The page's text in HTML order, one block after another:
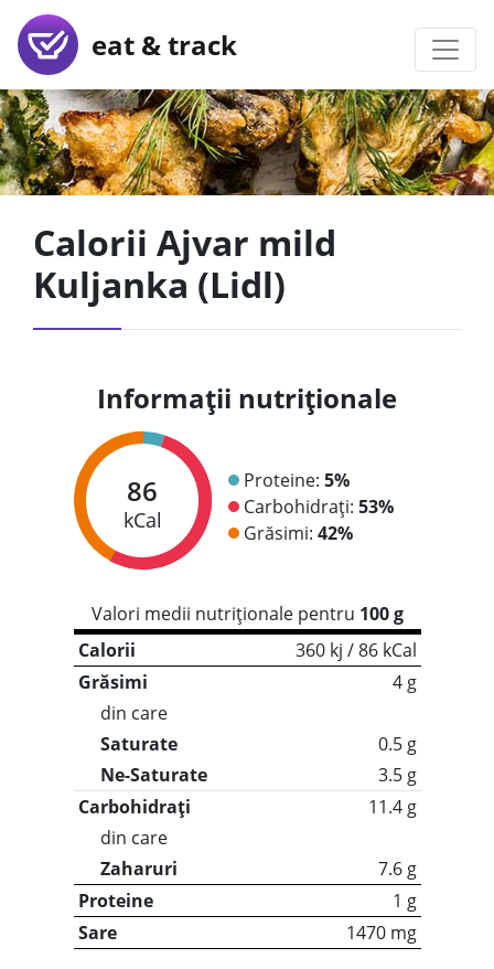
eat & track
Calorii Ajvar mild
Kuljanka (Lidl)
Informații nutriționale
86
kCal
Proteine: 5%
Carbohidrați: 53%
Grăsimi: 42%
Valori medii nutriționale pentru 100 g
Calorii
360 kj / 86 kCal
Grăsimi
4 g
din care
Saturate
0.5 g
Ne-Saturate
3.5 g
Carbohidrați
11.4 g
din care
Zaharuri
7.6 g
Proteine
1 g
Sare
1470 mg